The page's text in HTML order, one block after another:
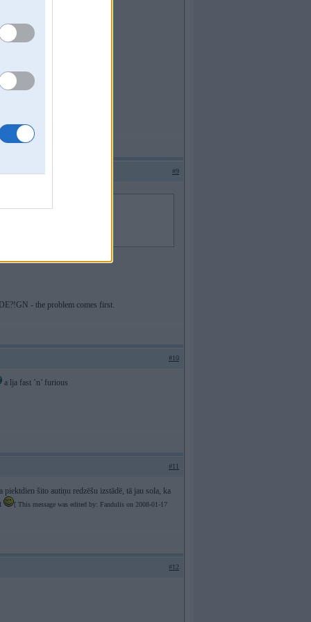
#9
- the problem comes first.
#10
a lja fast ’n’ furious
#11
šito autiņu redzēšu izstādē, tā jau sola, ka
[ This message was edited by: Fandulis on 2008-01-17
#12